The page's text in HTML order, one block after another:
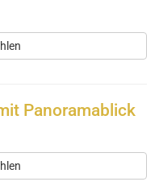
Panoramablick